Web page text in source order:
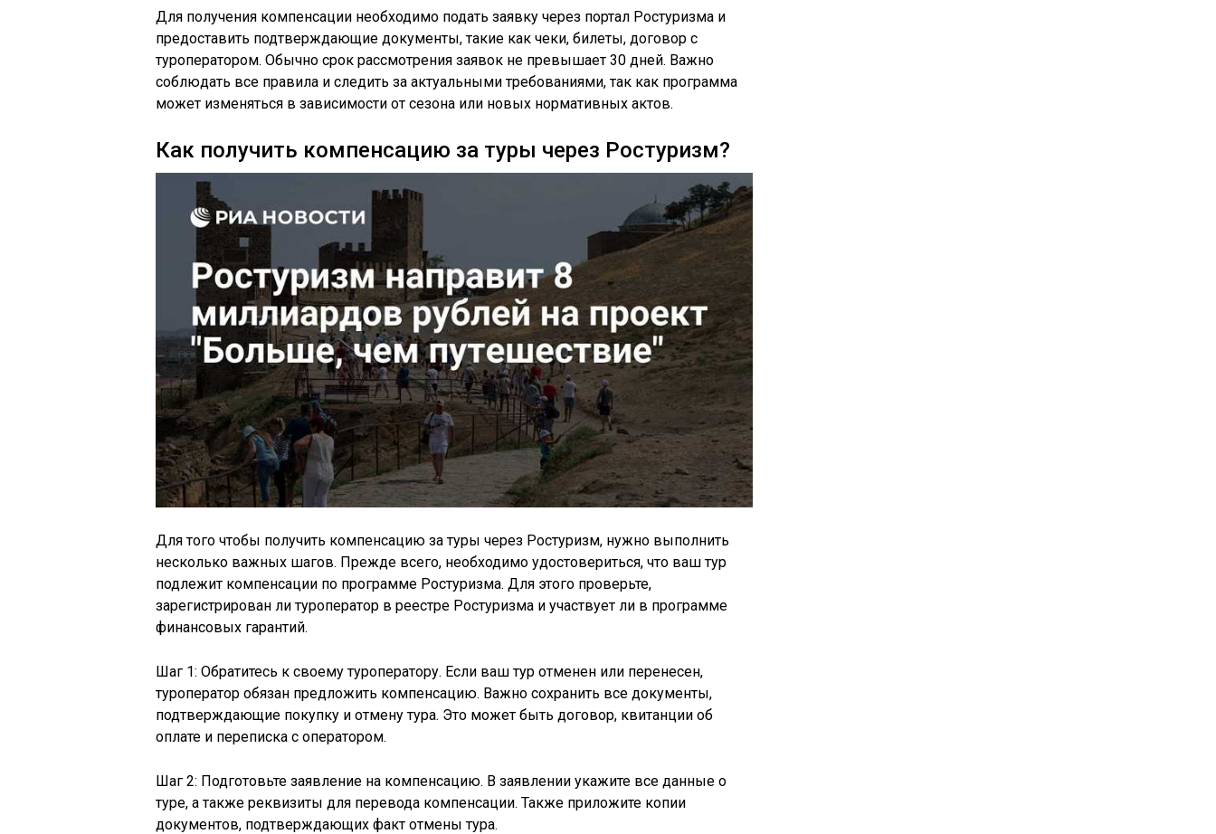
Для получения компенсации необходимо подать заявку через портал Ростуризма и
предоставить подтверждающие документы, такие как чеки, билеты, договор с
туроператором. Обычно срок рассмотрения заявок не превышает 30 дней. Важно
соблюдать все правила и следить за актуальными требованиями, так как программа
может изменяться в зависимости от сезона или новых нормативных актов.
Как получить компенсацию за туры через Ростуризм?
Для того чтобы получить компенсацию за туры через Ростуризм, нужно выполнить
несколько важных шагов. Прежде всего, необходимо удостовериться, что ваш тур
подлежит компенсации по программе Ростуризма. Для этого проверьте,
зарегистрирован ли туроператор в реестре Ростуризма и участвует ли в программе
финансовых гарантий.
Шаг 1: Обратитесь к своему туроператору. Если ваш тур отменен или перенесен,
туроператор обязан предложить компенсацию. Важно сохранить все документы,
подтверждающие покупку и отмену тура. Это может быть договор, квитанции об
оплате и переписка с оператором.
Шаг 2: Подготовьте заявление на компенсацию. В заявлении укажите все данные о
туре, а также реквизиты для перевода компенсации. Также приложите копии
документов, подтверждающих факт отмены тура.